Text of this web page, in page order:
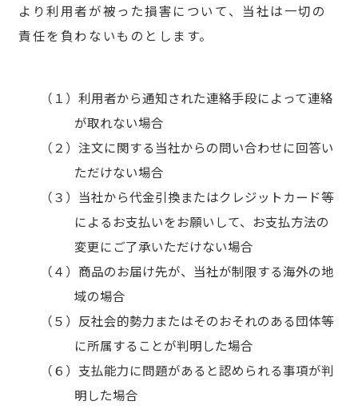
より利用者が被った損害について、当社は一切の
責任を負わないものとします。
利用者から通知された連絡手段によって連絡
が取れない場合
注文に関する当社からの問い合わせに回答い
ただけない場合
当社から代金引換またはクレジットカード等
によるお支払いをお願いして、お支払方法の
変更にご了承いただけない場合
商品のお届け先が、当社が制限する海外の地
域の場合
反社会的勢力またはそのおそれのある団体等
に所属することが判明した場合
支払能力に問題があると認められる事項が判
明した場合